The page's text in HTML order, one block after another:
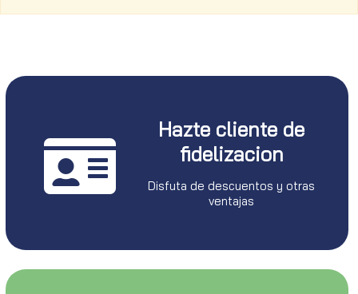
Hazte cliente de
fidelizacion
Disfuta de descuentos y otras
ventajas